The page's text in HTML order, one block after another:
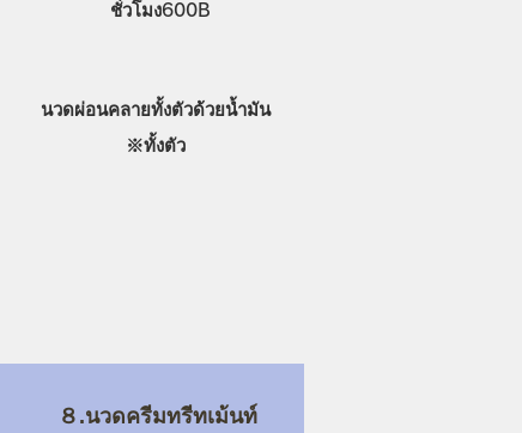
ชั่วโมง600B
นวดผ่อนคลายทั้งตัวด้วยน้ำมัน
​※ทั้งตัว
８.นวดครีมทรีทเม้นท์